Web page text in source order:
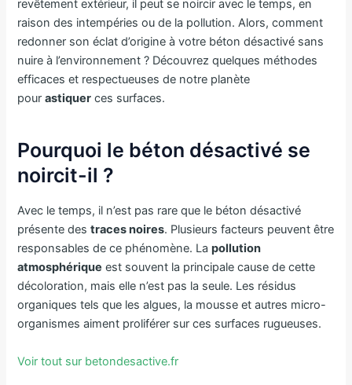
revêtement extérieur, il peut se noircir avec le temps, en
raison des intempéries ou de la pollution. Alors, comment
redonner son éclat d’origine à votre béton désactivé sans
nuire à l’environnement ? Découvrez quelques méthodes
efficaces et respectueuses de notre planète
pourastiquer ces surfaces.
Pourquoi le béton désactivé se
noircit-il ?
Avec le temps, il n’est pas rare que le béton désactivé
présente destraces noires. Plusieurs facteurs peuvent être
responsables de ce phénomène. Lapollution
atmosphérique est souvent la principale cause de cette
décoloration, mais elle n’est pas la seule. Les résidus
organiques tels que les algues, la mousse et autres micro-
organismes aiment proliférer sur ces surfaces rugueuses.
Voir tout sur betondesactive.fr